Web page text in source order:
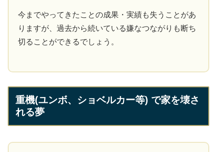
今までやってきたことの成果・実績も失うことがあ
りますが、過去から続いている嫌なつながりも断ち
切ることができるでしょう。
重機(ユンボ、ショベルカー等) で家を壊さ
れる夢